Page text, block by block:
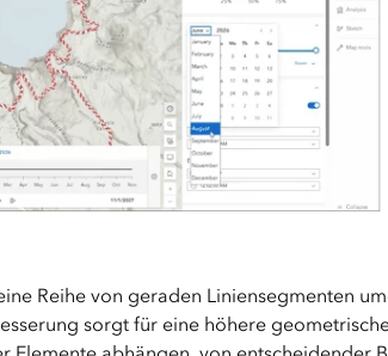
Reihe von geraden Liniensegmenten
sorgt für eine höhere